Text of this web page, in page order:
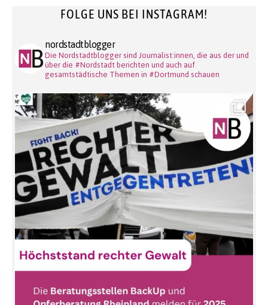
FOLGE UNS BEI INSTAGRAM!
nordstadtblogger
Die Nordstadtblogger sind Journalist:innen, die aus der und
über die #Nordstadt berichten und auch auf
gesamtstädtische Themen in #Dortmund schauen